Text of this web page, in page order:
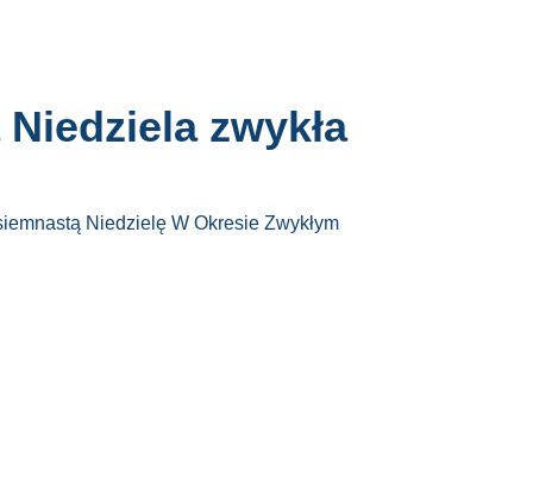
zwykła
Niedzielę W Okresie Zwykłym